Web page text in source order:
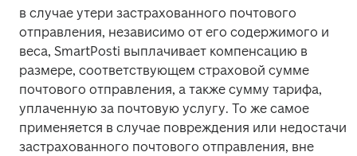
в случае утери застрахованного почтового
отправления, независимо от его содержимого и
веса, SmartPosti выплачивает компенсацию в
размере, соответствующем страховой сумме
почтового отправления, а также сумму тарифа,
уплаченную за почтовую услугу. То же самое
применяется в случае повреждения или недостачи
застрахованного почтового отправления, вне